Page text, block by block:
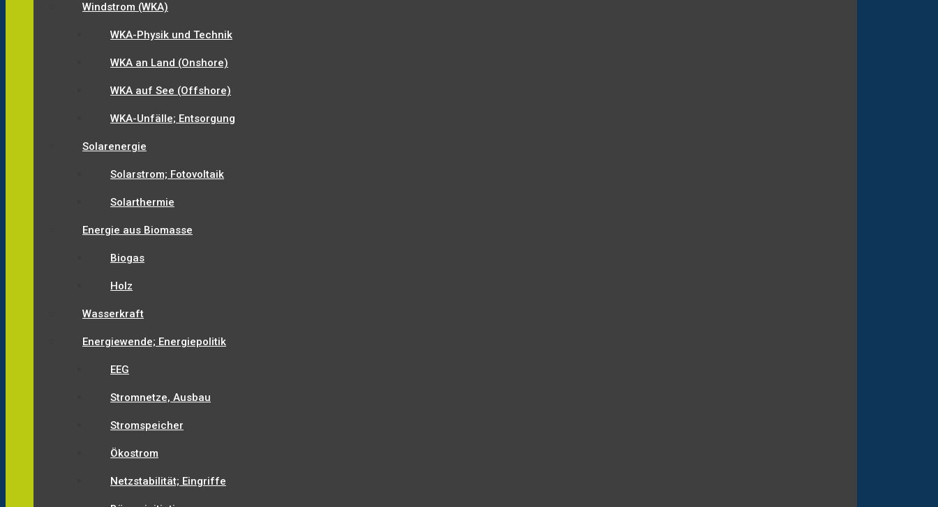
Windstrom (WKA)
WKA-Physik und Technik
WKA an Land (Onshore)
WKA auf See (Offshore)
WKA-Unfälle; Entsorgung
Solarenergie
Solarstrom; Fotovoltaik
Solarthermie
Energie aus Biomasse
Biogas
Holz
Wasserkraft
Energiewende; Energiepolitik
EEG
Stromnetze, Ausbau
Stromspeicher
Ökostrom
Netzstabilität; Eingriffe